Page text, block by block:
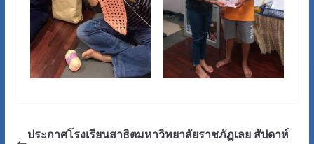
ประกาศโรงเรียนสาธิตมหาวิทยาลัยราชภัฏเลย สัปดาห์